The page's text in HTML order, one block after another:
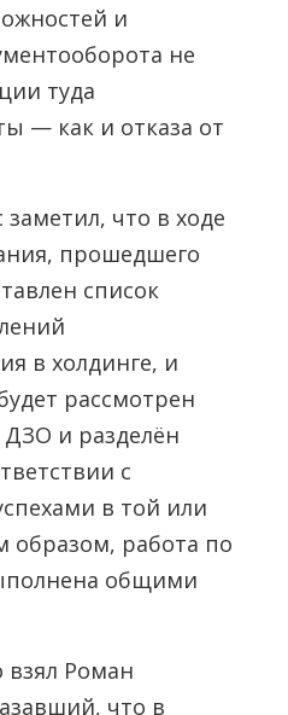
и
не
туда
— как и отказа от
что в ходе
прошедшего
список
в холдинге, и
рассмотрен
и разделён
с
в той или
образом, работа по
общими
Роман
что в